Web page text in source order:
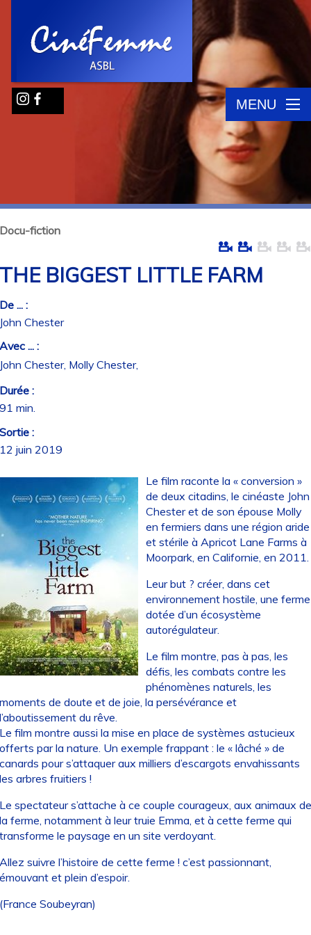
MENU
fiction
BIGGEST LITTLE FARM
... :
Chester
... :
Chester, Molly Chester,
:
min.
:
juin 2019
Le film raconte la « conversion »
de deux citadins, le cinéaste John
Chester et de son épouse Molly
en fermiers dans une région aride
et stérile à Apricot Lane Farms à
Moorpark, en Californie, en 2011.
Leur but ? créer, dans cet
environnement hostile, une ferme
dotée d’un écosystème
autorégulateur.
Le film montre, pas à pas, les
défis, les combats contre les
phénomènes naturels, les
de doute et de joie, la persévérance et
du rêve.
film montre aussi la mise en place de systèmes astucieux
par la nature. Un exemple frappant : le « lâché » de
pour s’attaquer aux milliers d’escargots envahissants
arbres fruitiers !
spectateur s’attache à ce couple courageux, aux animaux de
ferme, notamment à leur truie Emma, et à cette ferme qui
le paysage en un site verdoyant.
suivre l’histoire de cette ferme ! c’est passionnant,
et plein d’espoir.
Soubeyran)